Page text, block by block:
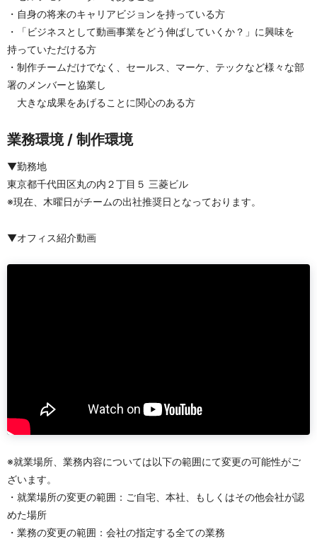
・自身の将来のキャリアビジョンを持っている方
・「ビジネスとして動画事業をどう伸ばしていくか？」に興味を
持っていただける方
・制作チームだけでなく、セールス、マーケ、テックなど様々な部
署のメンバーと協業し
大きな成果をあげることに関心のある方
業務環境 / 制作環境
▼勤務地
東京都千代田区丸の内２丁目５ 三菱ビル
※現在、木曜日がチームの出社推奨日となっております。
▼オフィス紹介動画
※就業場所、業務内容については以下の範囲にて変更の可能性がご
ざいます。
・就業場所の変更の範囲：ご自宅、本社、もしくはその他会社が認
めた場所
・業務の変更の範囲：会社の指定する全ての業務